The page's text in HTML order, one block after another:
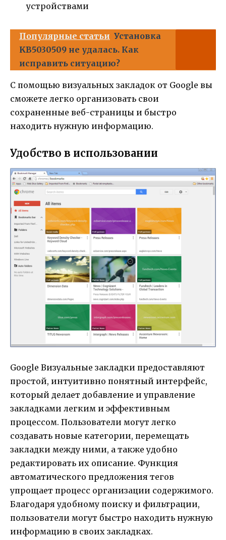
устройствами
Популярные статьи Установка
KB5030509 не удалась. Как
исправить ситуацию?
С помощью визуальных закладок от Google вы
сможете легко организовать свои
сохраненные веб-страницы и быстро
находить нужную информацию.
Удобство в использовании
Google Визуальные закладки предоставляют
простой, интуитивно понятный интерфейс,
который делает добавление и управление
закладками легким и эффективным
процессом. Пользователи могут легко
создавать новые категории, перемещать
закладки между ними, а также удобно
редактировать их описание. Функция
автоматического предложения тегов
упрощает процесс организации содержимого.
Благодаря удобному поиску и фильтрации,
пользователи могут быстро находить нужную
информацию в своих закладках.